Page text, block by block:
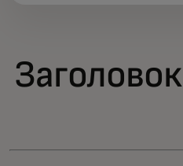
Заголовок